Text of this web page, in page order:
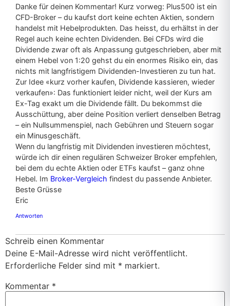
Danke für deinen Kommentar! Kurz vorweg: Plus500 ist ein
CFD-Broker – du kaufst dort keine echten Aktien, sondern
handelst mit Hebelprodukten. Das heisst, du erhältst in der
Regel auch keine echten Dividenden. Bei CFDs wird die
Dividende zwar oft als Anpassung gutgeschrieben, aber mit
einem Hebel von 1:20 gehst du ein enormes Risiko ein, das
nichts mit langfristigem Dividenden-Investieren zu tun hat.
Zur Idee «kurz vorher kaufen, Dividende kassieren, wieder
verkaufen»: Das funktioniert leider nicht, weil der Kurs am
Ex-Tag exakt um die Dividende fällt. Du bekommst die
Ausschüttung, aber deine Position verliert denselben Betrag
– ein Nullsummenspiel, nach Gebühren und Steuern sogar
ein Minusgeschäft.
Wenn du langfristig mit Dividenden investieren möchtest,
würde ich dir einen regulären Schweizer Broker empfehlen,
bei dem du echte Aktien oder ETFs kaufst – ganz ohne
Hebel. Im Broker-Vergleich findest du passende Anbieter.
Beste Grüsse
Eric
Antworten
Schreib einen Kommentar
Deine E-Mail-Adresse wird nicht veröffentlicht.
Erforderliche Felder sind mit * markiert.
Kommentar *